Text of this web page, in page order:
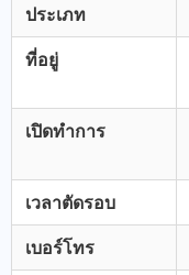
ประเภท
ที่อยู่
เปิดทำการ
เวลาตัดรอบ
เบอร์โทร